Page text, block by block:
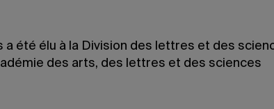
a été élu à la Division des lettres et des
des arts, des lettres et des sciences